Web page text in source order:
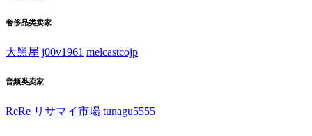
奢侈品类卖家
大黑屋 j00v1961 melcastcojp
音频类卖家
ReRe リサマイ市場 tunagu5555